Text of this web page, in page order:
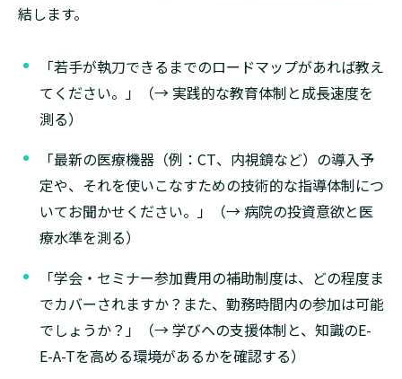
結します。
「若手が執刀できるまでのロードマップがあれば教え
てください。」（→ 実践的な教育体制と成長速度を
測る）
「最新の医療機器（例：CT、内視鏡など）の導入予
定や、それを使いこなすための技術的な指導体制につ
いてお聞かせください。」（→ 病院の投資意欲と医
療水準を測る）
「学会・セミナー参加費用の補助制度は、どの程度ま
でカバーされますか？また、勤務時間内の参加は可能
でしょうか？」（→ 学びへの支援体制と、知識のE-
E-A-Tを高める環境があるかを確認する）